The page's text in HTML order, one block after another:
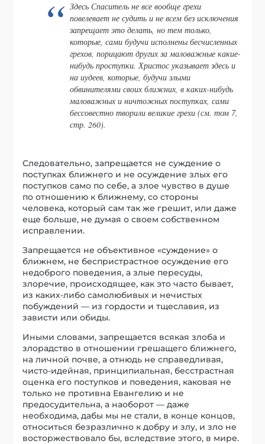
Здесь Спаситель не все вообще грехи
повелевает не судить и не всем без исключения
запрещает это делать, но тем только,
которые, сами будучи исполнены бесчисленных
грехов, порицают других за маловажные какие-
нибудь проступки. Христос указывает здесь и
на иудеев, которые, будучи злыми
обвинителями своих ближних, в каких-нибудь
маловажных и ничтожных поступках, сами
бессовестно творили великие грехи (см. том 7,
стр. 260).
Следовательно, запрещается не суждение о
поступках ближнего и не осуждение злых его
поступков само по себе, а злое чувство в душе
по отношению к ближнему, со стороны
человека, который сам так же грешит, или даже
еще больше, не думая о своем собственном
исправлении.
Запрещается не объективное «суждение» о
ближнем, не беспристрастное осуждение его
недоброго поведения, а злые пересуды,
злоречие, происходящее, как это часто бывает,
из каких-либо самолюбивых и нечистых
побуждений — из гордости и тщеславия, из
зависти или обиды.
Иными словами, запрещается всякая злоба и
злорадство в отношении грешащего ближнего,
на личной почве, а отнюдь не справедливая,
чисто-идейная, принципиальная, бесстрастная
оценка его поступков и поведения, каковая не
только не противна Евангелию и не
предосудительна, а наоборот — даже
необходима, дабы мы не стали, в конце концов,
относиться безразлично к добру и злу, и зло не
восторжествовало бы, вследствие этого, в мире.